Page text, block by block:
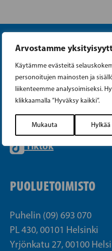
Arvostamme
Käytämme evästeitä
personoitujen mainosten ja
liikenteemme analysoimiseksi.
klikkaamalla ”Hyväksy kaikki”.
Mukauta Hylkää
Instagram
Facebook
Tiktok
PUOLUETOIMISTO
Puhelin (09) 693 070
PL 430, 00101 Helsinki
Yrjönkatu 27, 00100